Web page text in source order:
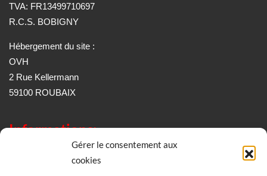
Gérer le consentement aux
cookies
TVA: FR13499710697
R.C.S. BOBIGNY
Hébergement du site :
OVH
2 Rue Kellermann
59100 ROUBAIX
Informations:
Conditions générales de vente